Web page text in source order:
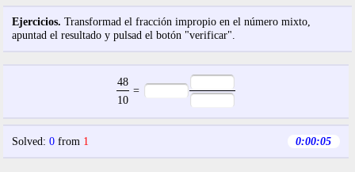
Ejercicios. Transformad el fracción impropio en el número mixto,
apuntad el resultado y pulsad el botón "verificar".
48
=
10
Solved: 0from 1 0:00:06